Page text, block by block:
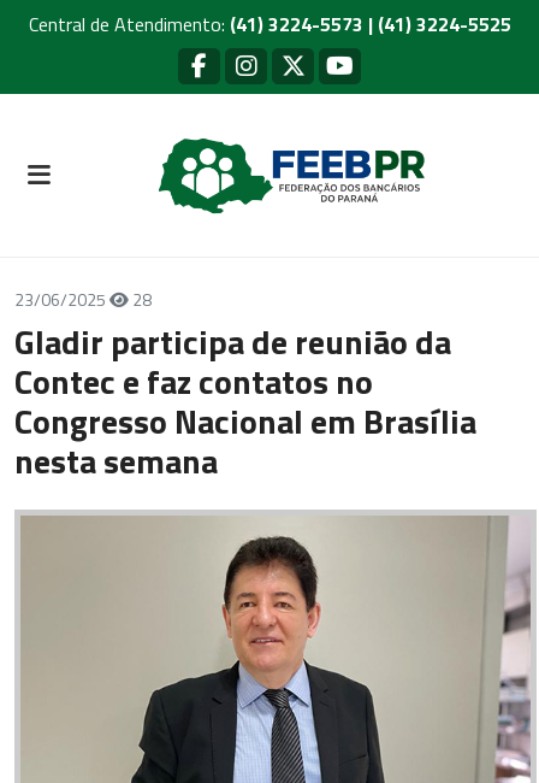
Central de Atendimento: (41) 3224-5573 | (41) 3224-5525
23/06/2025 28
Gladir participa de reunião da
Contec e faz contatos no
Congresso Nacional em Brasília
nesta semana